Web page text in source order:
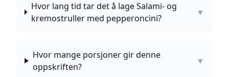
Hvor lang tid tar det å lage Salami- og
kremostruller med pepperoncini?
▼
Hvor mange porsjoner gir denne
oppskriften?
▼